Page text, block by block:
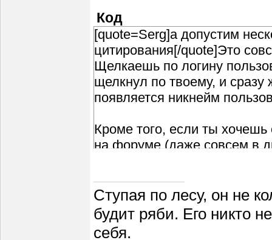
Код
[quote=Serg]а допустим
цитирования[/quote]Это
Щелкаешь по логину
щелкнул по твоему, и
появляется никнейм
Кроме того, если ты
на форуме (даже совсем в
Сообщение # 57
его адрес [color=#ff0000]во
http://fishing-club-en.ucoz.ru/
Ступая по лесу, он не
будит ряби. Его никто
себя.